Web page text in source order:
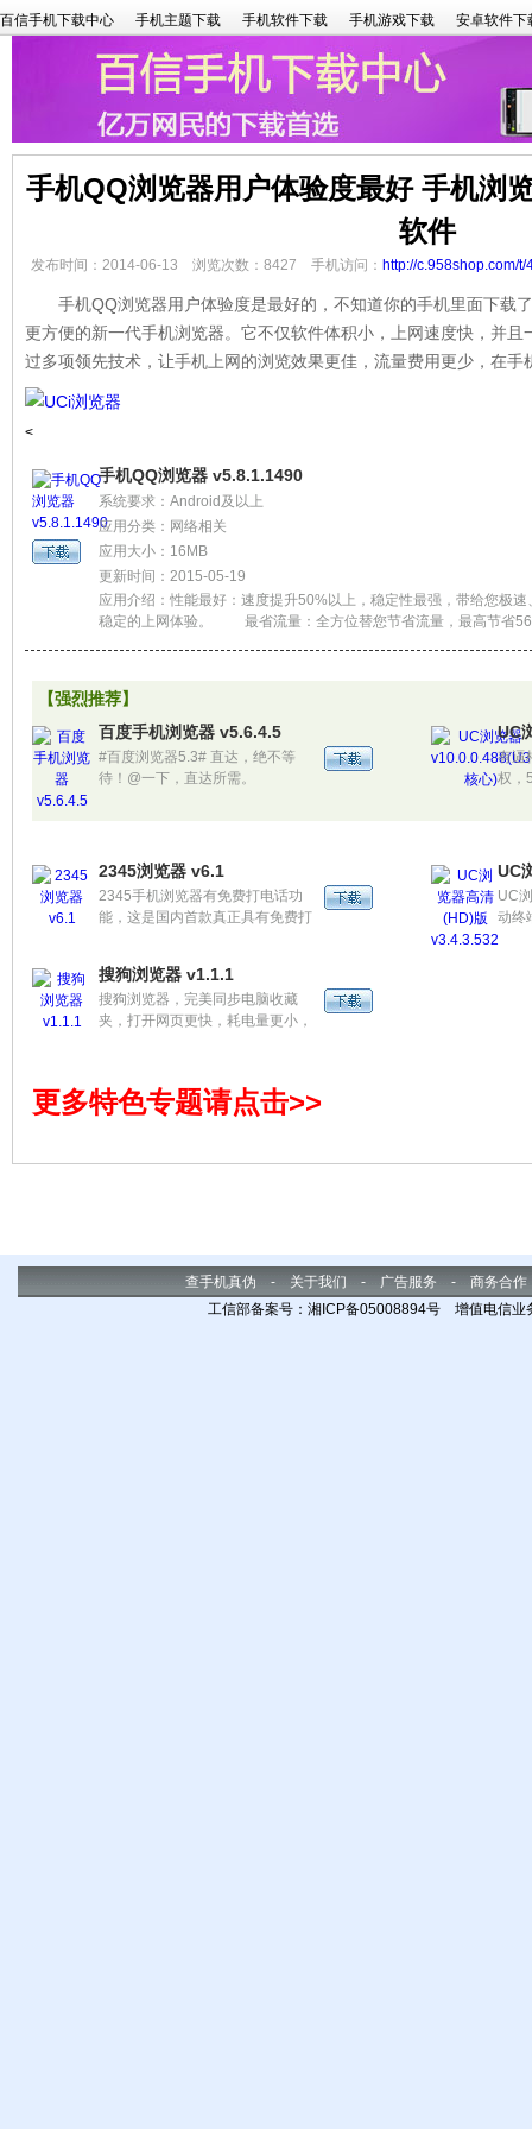
百信手机下载中心 手机主题下载 手机软件下载 手机游戏下载 安卓软件下
手机QQ浏览器用户体验度最好 手机浏
软件
发布时间：2014-06-13 浏览次数：8427 手机访问： http://c.958shop.com/t/
手机QQ浏览器用户体验度是最好的，不知道你的手机里面下载
更方便的新一代手机浏览器。它不仅软件体积小，上网速度快，并
过多项领先技术，让手机上网的浏览效果更佳，流量费用更少，在手
<
手机QQ浏览器 v5.8.1.1490
系统要求：Android及以上
应用分类：网络相关
应用大小：16MB
更新时间：2015-05-19
应用介绍：性能最好：速度提升50%以上，稳定性最强，带给您极速
稳定的上网体验。 最省流量：全方位替您节省流量，最高节省
【强烈推荐】
百度手机浏览器 v5.6.4.5
#百度浏览器5.3# 直达，绝不等
待！@一下，直达所需。
UC
有逼
权，
2345浏览器 v6.1
2345手机浏览器有免费打电话功
能，这是国内首款真正具有免费打
UC
UC
动终
搜狗浏览器 v1.1.1
搜狗浏览器，完美同步电脑收藏
夹，打开网页更快，耗电量更小，
阅美图……应有尽有。
更多特色专题请点击>>
查手机真伪 - 关于我们 - 广告服务 - 商务合作
工信部备案号：湘ICP备05008894号 增值电信